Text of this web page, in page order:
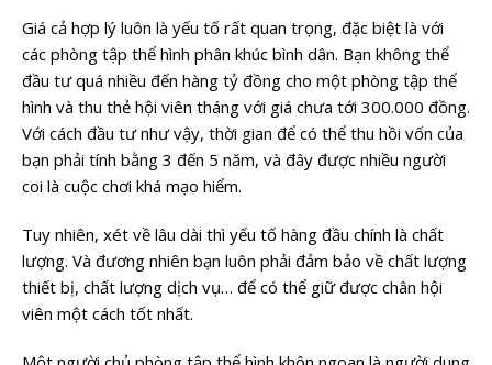
Giá cả hợp lý luôn là yếu tố rất quan trọng, đặc biệt là với
các phòng tập thể hình phân khúc bình dân. Bạn không thể
đầu tư quá nhiều đến hàng tỷ đồng cho một phòng tập thể
hình và thu thẻ hội viên tháng với giá chưa tới 300.000 đồng.
Với cách đầu tư như vậy, thời gian để có thể thu hồi vốn của
bạn phải tính bằng 3 đến 5 năm, và đây được nhiều người
coi là cuộc chơi khá mạo hiểm.
Tuy nhiên, xét về lâu dài thì yếu tố hàng đầu chính là chất
lượng. Và đương nhiên bạn luôn phải đảm bảo về chất lượng
thiết bị, chất lượng dịch vụ… để có thể giữ được chân hội
viên một cách tốt nhất.